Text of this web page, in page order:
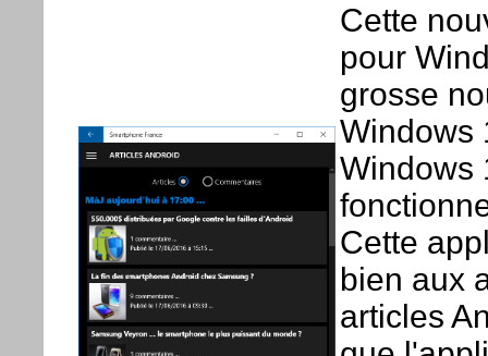
Cette
pour
grosse
Windows
Windows
Cette
bien aux
articles